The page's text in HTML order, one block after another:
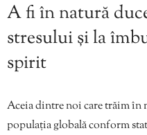
A fi în natură
stresului și la
spirit
Aceia dintre noi care trăim în
populația globală conform